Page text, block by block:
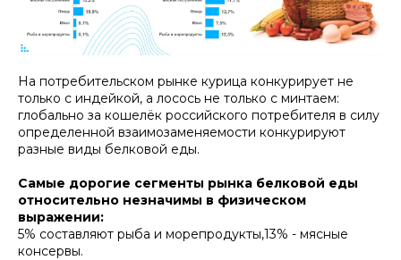
На потребительском рынке курица конкурирует не
только с индейкой, а лосось не только с минтаем:
глобально за кошелёк российского потребителя в силу
определенной взаимозаменяемости конкурируют
разные виды белковой еды.
Самые дорогие сегменты рынка белковой еды
относительно незначимы в физическом
выражении:
5% составляют рыба и морепродукты,13% - мясные
консервы.